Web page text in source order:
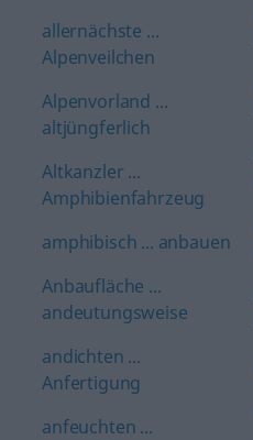
allernächste ...
Alpenveilchen
Alpenvorland ...
altjüngferlich
Altkanzler ...
Amphibienfahrzeug
amphibisch ... anbauen
Anbaufläche ...
andeutungsweise
andichten ...
Anfertigung
anfeuchten ...